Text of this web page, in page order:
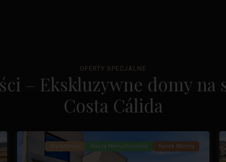
OFERTY SPECJALNE
– Ekskluzywne domy na
Costa Cálida
Marquesa,
Wyróżniony Nasza Nieruchomość Rynek Wtórny